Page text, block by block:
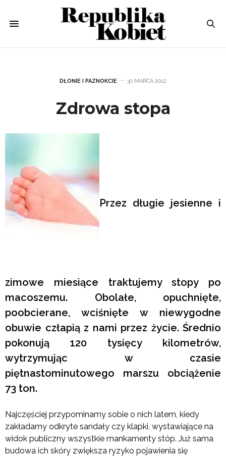
DŁONIE I PAZNOKCIE 30 MARCA 2012
Zdrowa stopa
Przez długie jesienne i
zimowe miesiące traktujemy stopy po
macoszemu. Obolałe, opuchnięte,
poobcierane, wciśnięte w niewygodne
obuwie człapią z nami przez życie. Średnio
pokonują 120 tysięcy kilometrów,
wytrzymując w czasie
piętnastominutowego marszu obciążenie
73 ton.
Najczęściej przypominamy sobie o nich latem, kiedy
zakładamy odkryte sandały czy klapki, wystawiające na
widok publiczny wszystkie mankamenty stóp. Już sama
budowa ich skóry zwiększa ryzyko pojawienia się